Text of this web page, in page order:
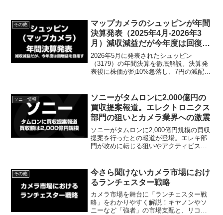
その他
マップカメラのシュッピンが年間
決算発表（2025年4月-2026年3
月）減収減益だが今年度は回復増
益を目指す。
2026年5月に発表されたシュッピン
（3179）の年間決算を徹底解説。決算発
表後に株価が約10%急落し、7円の減配計
「守りの投資」について投資家目線でま
とめました。
ソニー情報
ソニーがタムロンに2,000億円の
買収提案報道。エレクトロニクス
部門の狙いとカメラ業界への激震
ソニーがタムロンに2,000億円規模の買収
提案を行ったとの報道が登場。エレキ部
門が攻めに転じる狙いやアクティビスト
ジカメライフ」視点で詳しく考察しま
す。
その他
今さら聞けないカメラ市場におけ
るランチェスター戦略
カメラ市場を舞台に「ランチェスター戦
略」をわかりやすく解説！キヤノンやソ
ニーなど「強者」の市場支配と、リコー